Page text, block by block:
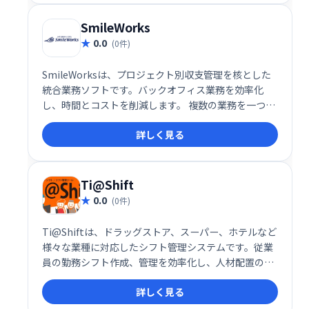
SmileWorks
0.0 (0件)
SmileWorksは、プロジェクト別収支管理を核とした
統合業務ソフトです。バックオフィス業務を効率化
し、時間とコストを削減します。 複数の業務を一つに
まとめることで、作業の重複をなくし、全体的な生産
性を向上させます。 プロジェクトの収支状況をリアル
タイムで把握し、迅速な意思決定をサポートします。
詳しく見る
Ti@Shift
0.0 (0件)
Ti@Shiftは、ドラッグストア、スーパー、ホテルなど
様々な業種に対応したシフト管理システムです。従業
員の勤務シフト作成、管理を効率化し、人材配置の最
適化を支援します。多様な業種に対応した柔軟な機能
と使いやすさで、スムーズなシフト管理を実現しま
詳しく見る